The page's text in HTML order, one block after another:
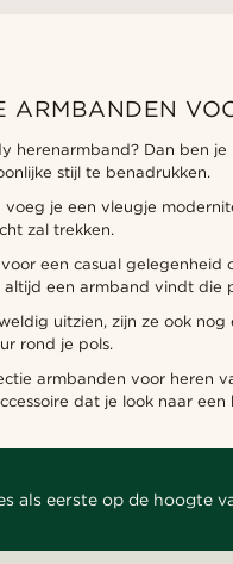
ARMBANDEN
herenarmband? Dan ben
stijl te benadrukken.
je een vleugje
zal trekken.
een casual
een armband vindt die
uitzien, zijn ze ook
rond je pols.
armbanden voor heren
dat je look naar een
als eerste op de hoogte